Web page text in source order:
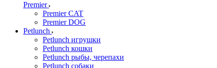
Premier
Premier CAT
Premier DOG
Petlunch
Petlunch игрушки
Petlunch кошки
Petlunch рыбы, черепахи
Petlunch собаки